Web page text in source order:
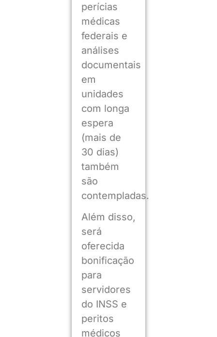
perícias
médicas
federais e
análises
documentais
em
unidades
com longa
espera
(mais de
30 dias)
também
são
contempladas.
Além disso,
será
oferecida
bonificação
para
servidores
do INSS e
peritos
médicos